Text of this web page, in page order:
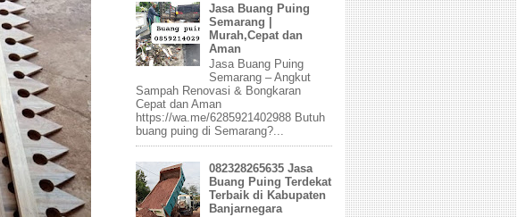
Jasa Buang Puing
Semarang |
Murah,Cepat dan
Aman
Jasa Buang Puing
Semarang – Angkut
Sampah Renovasi & Bongkaran
Cepat dan Aman
https://wa.me/6285921402988 Butuh
buang puing di Semarang?...
082328265635 Jasa
Buang Puing Terdekat
Terbaik di Kabupaten
Banjarnegara